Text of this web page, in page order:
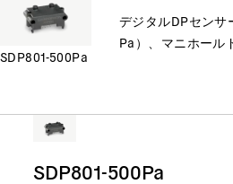
SDP801-500Pa
デジタルDPセンサ
Pa）、マニホール
SDP801-500Pa